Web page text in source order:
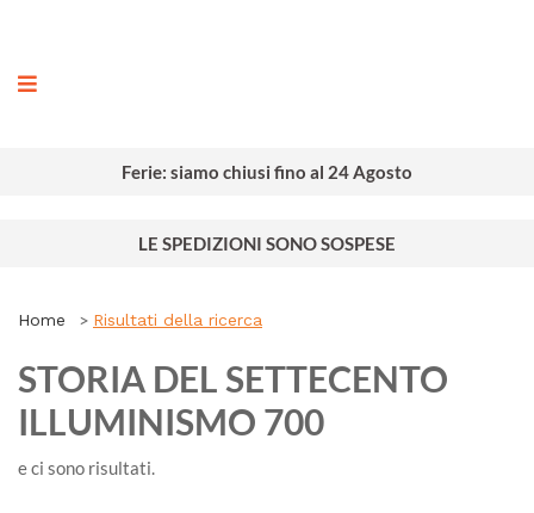
Ferie: siamo chiusi fino al 24 Agosto
LE SPEDIZIONI SONO SOSPESE
Home Risultati della ricerca
STORIA DEL SETTECENTO
ILLUMINISMO 700
e ci sono risultati.